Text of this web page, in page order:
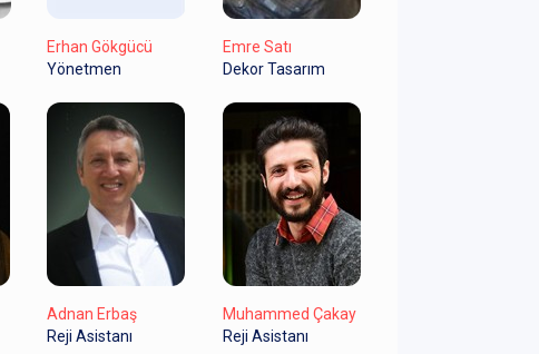
Erhan Gökgücü
Yönetmen
Emre Satı
Dekor Tasarım
Adnan Erbaş
Reji Asistanı
Muhammed Çakay
Reji Asistanı